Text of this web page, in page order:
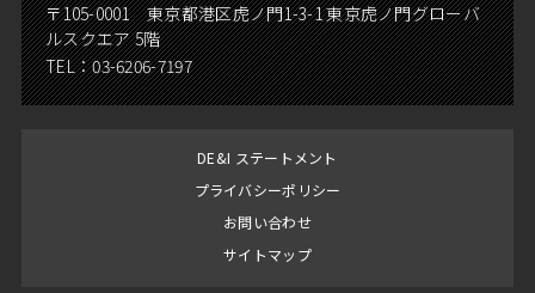
〒105-0001 東京都港区虎ノ門1-3-1 東京虎ノ門グローバ
ルスクエア 5階
TEL：03-6206-7197
DE&I ステートメント
プライバシーポリシー
お問い合わせ
サイトマップ